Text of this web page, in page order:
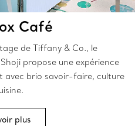
Café
de Tiffany & Co., le
propose une expérience
avec brio savoir-faire, culture
plus